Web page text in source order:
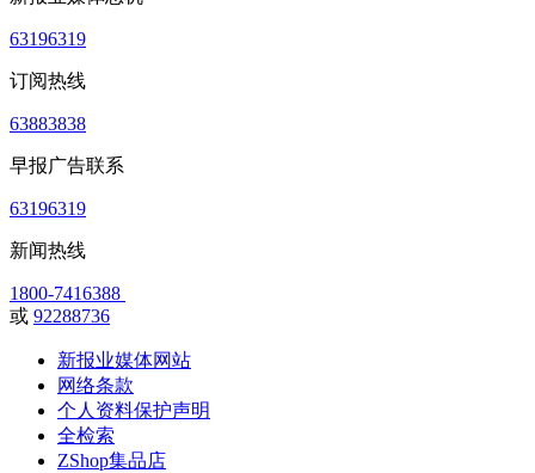
63196319
订阅热线
63883838
早报广告联系
63196319
新闻热线
1800-7416388
或 92288736
新报业媒体网站
网络条款
个人资料保护声明
全检索
ZShop集品店